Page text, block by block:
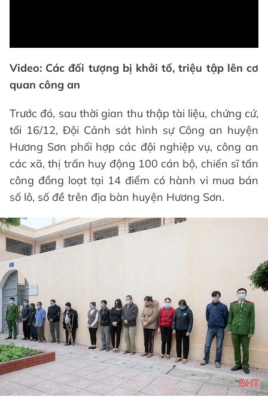
Video: Các đối tượng bị khởi tố, triệu tập lên cơ
quan công an
Trước đó, sau thời gian thu thập tài liệu, chứng cứ,
tối 16/12, Đội Cảnh sát hình sự Công an huyện
Hương Sơn phối hợp các đội nghiệp vụ, công an
các xã, thị trấn huy động 100 cán bộ, chiến sĩ tấn
công đồng loạt tại 14 điểm có hành vi mua bán
số lô, số đề trên địa bàn huyện Hương Sơn.